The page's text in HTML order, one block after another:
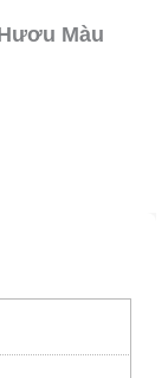
Màu